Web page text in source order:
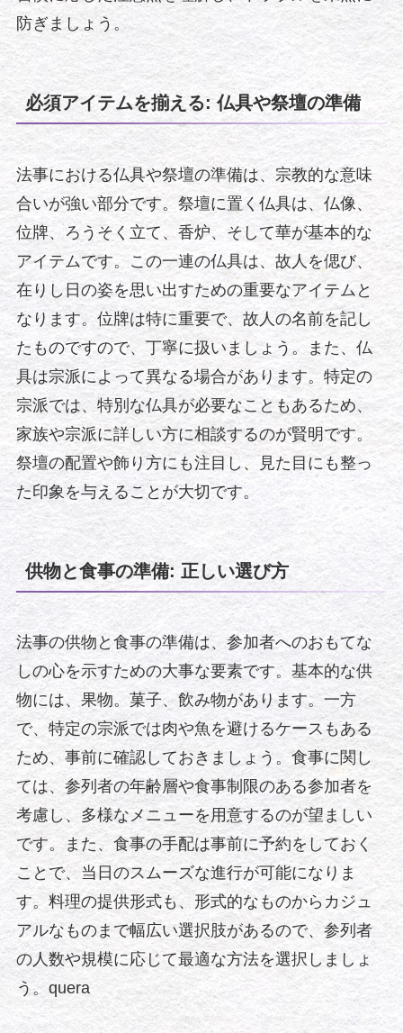
防ぎましょう。
必須アイテムを揃える: 仏具や祭壇の準備
法事における仏具や祭壇の準備は、宗教的な意味
合いが強い部分です。祭壇に置く仏具は、仏像、
位牌、ろうそく立て、香炉、そして華が基本的な
アイテムです。この一連の仏具は、故人を偲び、
在りし日の姿を思い出すための重要なアイテムと
なります。位牌は特に重要で、故人の名前を記し
たものですので、丁寧に扱いましょう。また、仏
具は宗派によって異なる場合があります。特定の
宗派では、特別な仏具が必要なこともあるため、
家族や宗派に詳しい方に相談するのが賢明です。
祭壇の配置や飾り方にも注目し、見た目にも整っ
た印象を与えることが大切です。
供物と食事の準備: 正しい選び方
法事の供物と食事の準備は、参加者へのおもてな
しの心を示すための大事な要素です。基本的な供
物には、果物。菓子、飲み物があります。一方
で、特定の宗派では肉や魚を避けるケースもある
ため、事前に確認しておきましょう。食事に関し
ては、参列者の年齢層や食事制限のある参加者を
考慮し、多様なメニューを用意するのが望ましい
です。また、食事の手配は事前に予約をしておく
ことで、当日のスムーズな進行が可能になりま
す。料理の提供形式も、形式的なものからカジュ
アルなものまで幅広い選択肢があるので、参列者
の人数や規模に応じて最適な方法を選択しましょ
う。quera